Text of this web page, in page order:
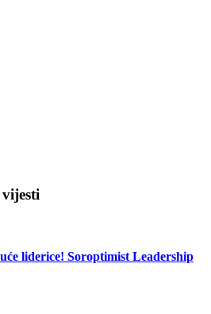
liderice! Soroptimist Leadership